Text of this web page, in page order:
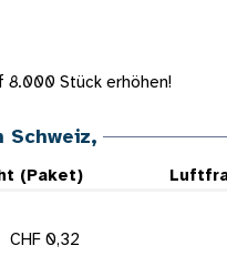
8.000 Stück erhöhen!
Schweiz,
(Paket)
CHF 0,32